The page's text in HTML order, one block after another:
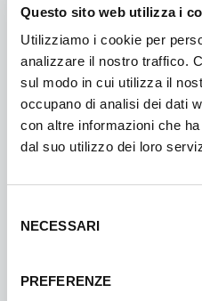
Questo sito web utilizza i
Utilizziamo i cookie per
analizzare il nostro traffico.
sul modo in cui utilizza il
occupano di analisi dei dati
con altre informazioni che
dal suo utilizzo dei loro
delNECESSARI
PREFERENZE
SICUREZZA
Lavoratori - Formazione
8 Settembre 2026
Confindustria Alto